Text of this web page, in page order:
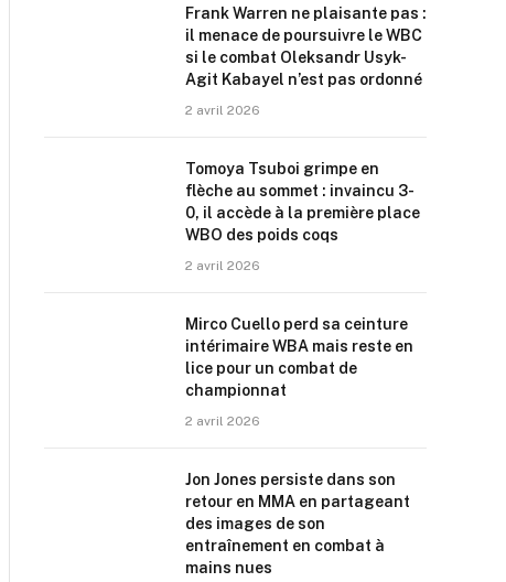
Frank Warren ne plaisante pas :
il menace de poursuivre le WBC
si le combat Oleksandr Usyk-
Agit Kabayel n’est pas ordonné
2 avril 2026
Tomoya Tsuboi grimpe en
flèche au sommet : invaincu 3-
0, il accède à la première place
WBO des poids coqs
2 avril 2026
Mirco Cuello perd sa ceinture
intérimaire WBA mais reste en
lice pour un combat de
championnat
2 avril 2026
Jon Jones persiste dans son
retour en MMA en partageant
des images de son
entraînement en combat à
mains nues